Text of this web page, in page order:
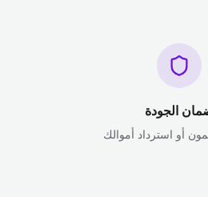
الجودة
أو استرداد أموالك